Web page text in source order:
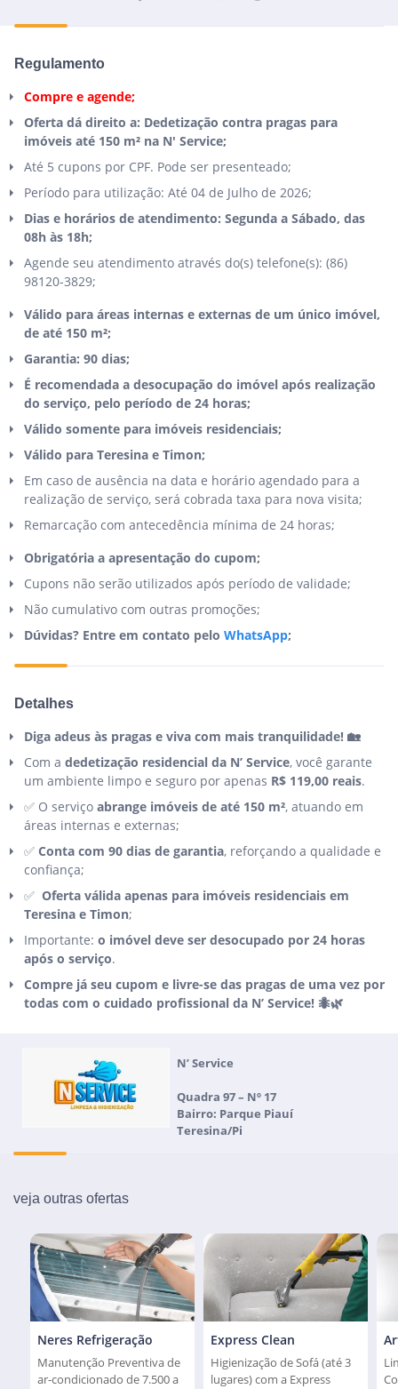
Regulamento
Compre e agende;
Oferta dá direito a: Dedetização contra pragas para
imóveis até 150 m² na N' Service;
Até 5 cupons por CPF. Pode ser presenteado;
Período para utilização: Até 04 de Julho de 2026;
Dias e horários de atendimento: Segunda a Sábado, das
08h às 18h;
Agende seu atendimento através do(s) telefone(s): (86)
98120-3829;
Válido para áreas internas e externas de um único imóvel,
de até 150 m²;
Garantia: 90 dias;
É recomendada a desocupação do imóvel após realização
do serviço, pelo período de 24 horas;
Válido somente para imóveis residenciais;
Válido para Teresina e Timon;
Em caso de ausência na data e horário agendado para a
realização de serviço, será cobrada taxa para nova visita;
Remarcação com antecedência mínima de 24 horas;
Obrigatória a apresentação do cupom;
Cupons não serão utilizados após período de validade;
Não cumulativo com outras promoções;
Dúvidas? Entre em contato pelo WhatsApp;
Detalhes
Diga adeus às pragas e viva com mais tranquilidade! 🏡
Com a dedetização residencial da N’ Service, você garante
um ambiente limpo e seguro por apenas R$ 119,00 reais.
✅ O serviço abrange imóveis de até 150 m², atuando em
áreas internas e externas;
✅ Conta com 90 dias de garantia, reforçando a qualidade e
confiança;
✅ Oferta válida apenas para imóveis residenciais em
Teresina e Timon;
Importante: o imóvel deve ser desocupado por 24 horas
após o serviço.
Compre já seu cupom e livre-se das pragas de uma vez por
todas com o cuidado profissional da N’ Service! 🐜🌿
N’ Service
Quadra 97 – Nº 17
Bairro: Parque Piauí
Teresina/Pi
veja outras ofertas
Neres Refrigeração
Manutenção Preventiva de
ar-condicionado de 7.500 a
Express Clean
Higienização de Sofá (até 3
lugares) com a Express